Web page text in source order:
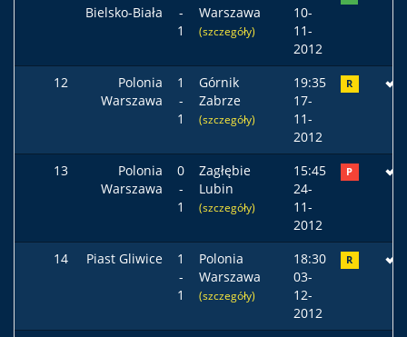
Bielsko-Biała
-
1
Warszawa
(szczegóły)
10-
11-
2012
12
Polonia
Warszawa
1
-
1
Górnik
Zabrze
(szczegóły)
19:35
17-
11-
2012
R
13
Polonia
Warszawa
0
-
1
Zagłębie
Lubin
(szczegóły)
15:45
24-
11-
2012
P
14 Piast Gliwice
1
-
1
Polonia
Warszawa
(szczegóły)
18:30
03-
12-
2012
R